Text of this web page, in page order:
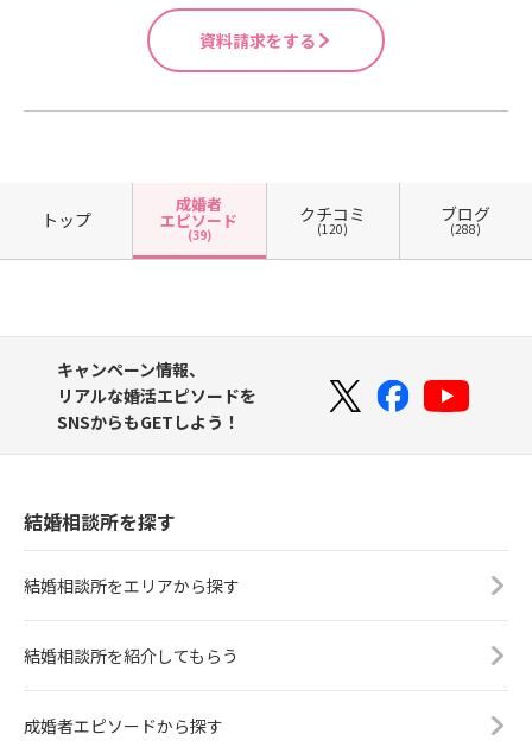
資料請求をする
トップ
成婚者
エピソード
(39)
クチコミ
(120)
ブログ
(288)
キャンペーン情報、
リアルな婚活エピソードを
SNSからもGETしよう！
結婚相談所を探す
結婚相談所をエリアから探す
結婚相談所を紹介してもらう
成婚者エピソードから探す